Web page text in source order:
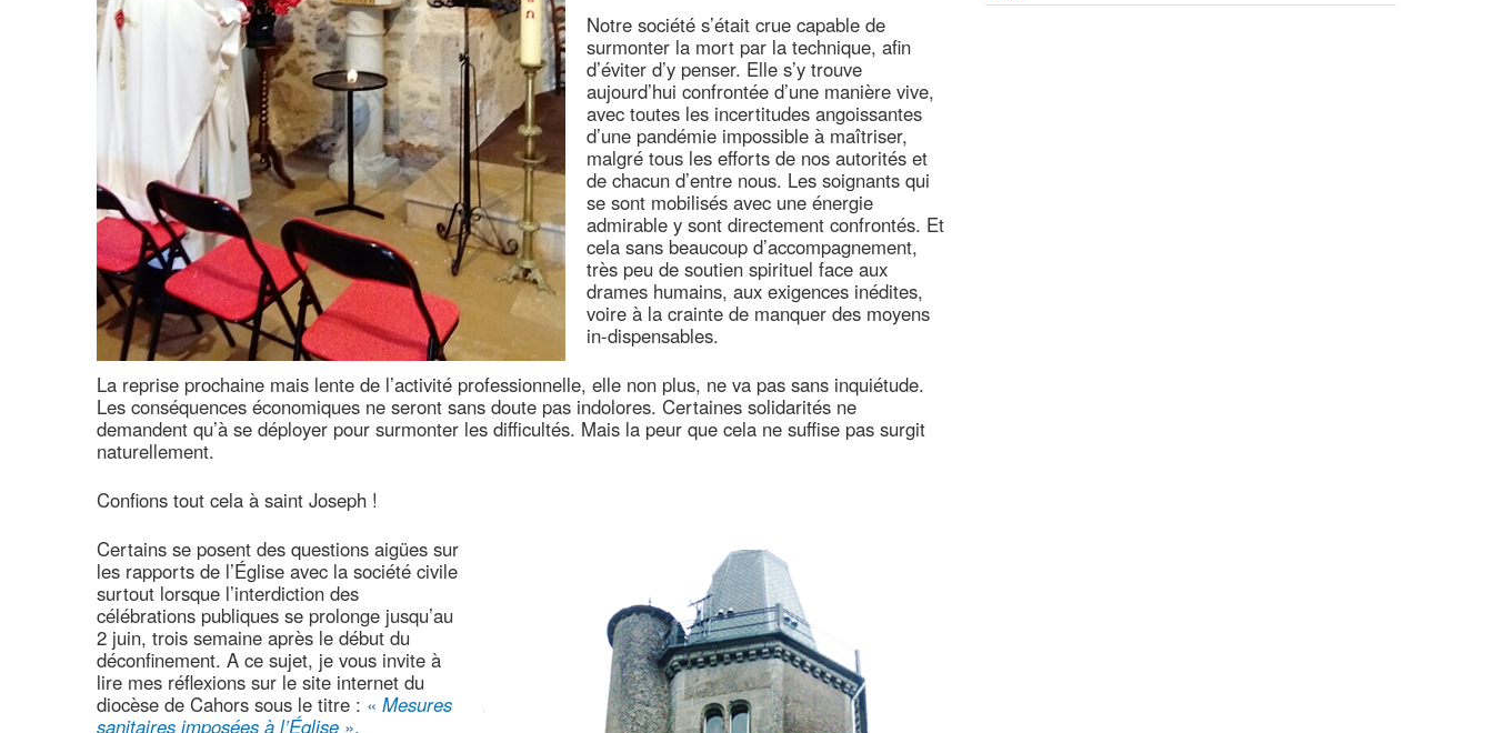
Notre société s’était crue capable de
surmonter la mort par la technique, afin
d’éviter d’y penser. Elle s’y trouve
aujourd’hui confrontée d’une manière vive,
avec toutes les incertitudes angoissantes
d’une pandémie impossible à maîtriser,
malgré tous les efforts de nos autorités et
de chacun d’entre nous. Les soignants qui
se sont mobilisés avec une énergie
admirable y sont directement confrontés. Et
cela sans beaucoup d’accompagnement,
très peu de soutien spirituel face aux
drames humains, aux exigences inédites,
voire à la crainte de manquer des moyens
in-dispensables.
La reprise prochaine mais lente de l’activité professionnelle, elle non plus, ne va pas sans inquiétude.
Les conséquences économiques ne seront sans doute pas indolores. Certaines solidarités ne
demandent qu’à se déployer pour surmonter les difficultés. Mais la peur que cela ne suffise pas surgit
naturellement.
Confions tout cela à saint Joseph !
Certains se posent des questions aigües sur
les rapports de l’Église avec la société civile
surtout lorsque l’interdiction des
célébrations publiques se prolonge jusqu’au
2 juin, trois semaine après le début du
déconfinement. A ce sujet, je vous invite à
lire mes réflexions sur le site internet du
diocèse de Cahors sous le titre : « Mesures
sanitaires imposées à l’Église ».